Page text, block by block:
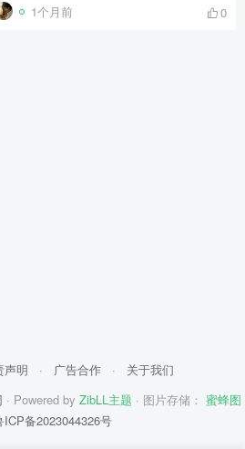
1个月前 0
声明 · 广告合作 ·
关于我们
· Powered by ZibLL主题 · 图片存储： 蜜蜂图
ICP备2023044326号